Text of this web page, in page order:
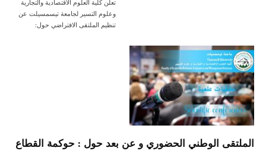
تعلن كلية العلوم الاقتصادية والتجارية
وعلوم التسير لجامعة تيسمسيلت عن
تنظيم الملتقى الافتراضي حول:
الملتقى الوطني الحضوري و عن بعد حول : حوكمة القطاع